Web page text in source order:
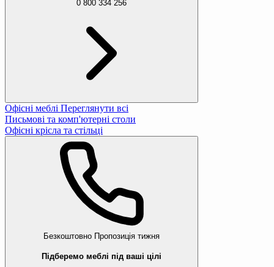
0 800 334 256
Офісні меблі Переглянути всі
Письмові та комп'ютерні столи
Офісні крісла та стільці
Безкоштовно Пропозиція тижня
Підберемо меблі під ваші цілі